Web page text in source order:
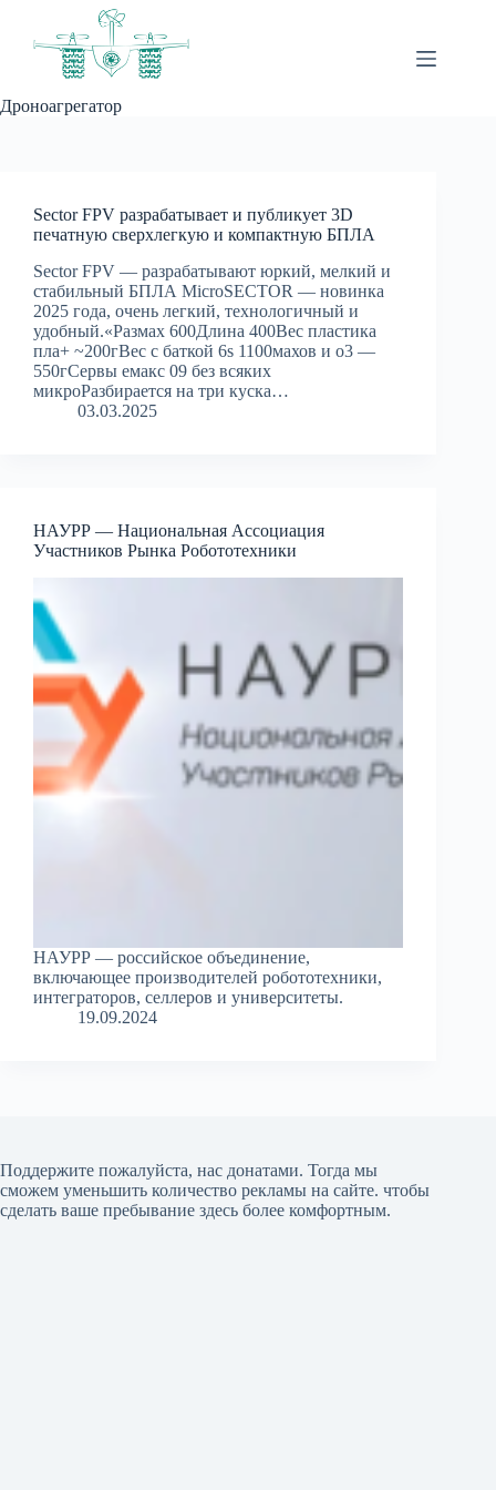
Дроноагрегатор
Sector FPV разрабатывает и публикует 3D
печатную сверхлегкую и компактную БПЛА
Sector FPV — разрабатывают юркий, мелкий и
стабильный БПЛА MicroSECTOR — новинка
2025 года, очень легкий, технологичный и
удобный.«Размах 600Длина 400Вес пластика
пла+ ~200гВес с баткой 6s 1100махов и о3 —
550гСервы емакс 09 без всяких
микроРазбирается на три куска…
03.03.2025
НАУРР — Национальная Ассоциация
Участников Рынка Робототехники
НАУРР — российское объединение,
включающее производителей робототехники,
интеграторов, селлеров и университеты.
19.09.2024
Поддержите пожалуйста, нас донатами. Тогда мы
сможем уменьшить количество рекламы на сайте. чтобы
сделать ваше пребывание здесь более комфортным.